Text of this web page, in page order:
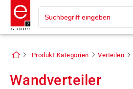
Produkt Kategorien Verteilen
Wandverteiler